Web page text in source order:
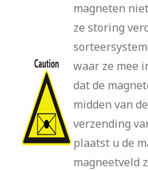
magneten
ze storing
waar ze mee
dat de
midden van
verzending
plaatst u de
magneetveld